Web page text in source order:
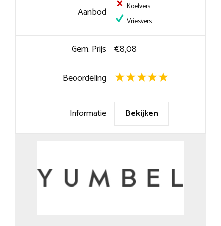
Aanbod
Koelvers
Vriesvers
Gem. Prijs €8,08
Beoordeling
Informatie Bekijken